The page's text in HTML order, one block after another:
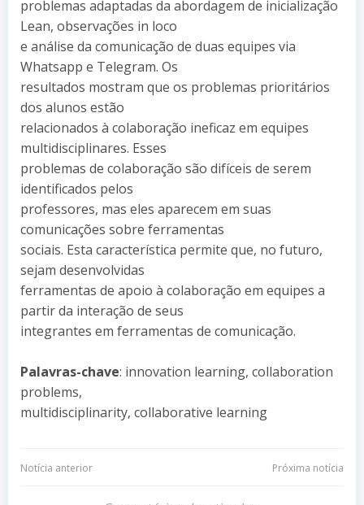
problemas adaptadas da abordagem de inicialização
Lean, observações in loco
e análise da comunicação de duas equipes via
Whatsapp e Telegram. Os
resultados mostram que os problemas prioritários
dos alunos estão
relacionados à colaboração ineficaz em equipes
multidisciplinares. Esses
problemas de colaboração são difíceis de serem
identificados pelos
professores, mas eles aparecem em suas
comunicações sobre ferramentas
sociais. Esta característica permite que, no futuro,
sejam desenvolvidas
ferramentas de apoio à colaboração em equipes a
partir da interação de seus
integrantes em ferramentas de comunicação.
Palavras-chave: innovation learning, collaboration
problems,
multidisciplinarity, collaborative learning
Navegação
Notícia anterior
Navegação
Próxima notícia